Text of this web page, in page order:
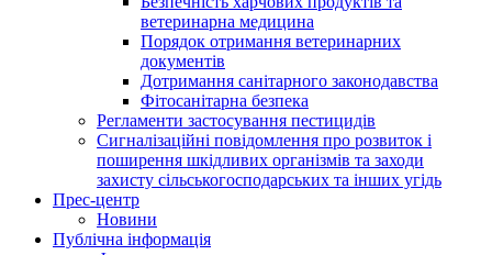
ветеринарна медицина
Порядок отримання ветеринарних
документів
Дотримання санітарного законодавства
Фітосанітарна безпека
Регламенти застосування пестицидів
Сигналізаційні повідомлення про розвиток і
поширення шкідливих організмів та заходи
захисту сільськогосподарських та інших угідь
Прес-центр
Новини
Публічна інформація